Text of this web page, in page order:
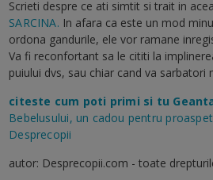
Scrieti despre ce ati simtit si trait in
SARCINA. In afara ca este un mod
ordona gandurile, ele vor ramane
Va fi reconfortant sa le cititi la
puiului dvs, sau chiar cand va sarbatori
citeste cum poti primi si tu
Bebelusului, un cadou pentru
Desprecopii
autor: Desprecopii.com - toate